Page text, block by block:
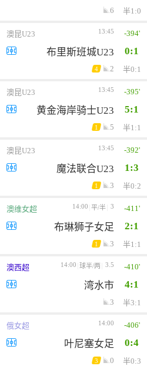
6 半1:0
澳昆U23 13:45 -394'
布里斯班城U23 0:1
4 2 半0:1
澳昆U23 13:45 -395'
黄金海岸骑士U23 5:1
1 5 半1:1
澳昆U23 13:45 -392'
魔法联合U23 1:3
1 3 半0:2
澳维女超 14:00 平/半 3 -411'
布琳狮子女足 2:1
1 3 半1:1
澳西超 14:00 球半/两 3.5 -410'
湾水市 4:1
3 半3:1
俄女超 14:00 -406'
叶尼塞女足 0:4
3 0 半0:3